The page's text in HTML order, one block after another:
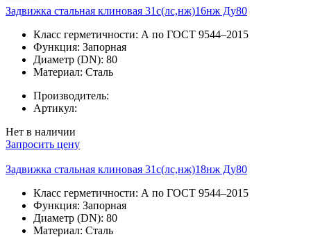
Задвижка стальная клиновая 31с(лс,нж)16нж Ду80
Класс герметичности: А по ГОСТ 9544–2015
Функция: Запорная
Диаметр (DN): 80
Материал: Сталь
Производитель:
Артикул:
Нет в наличии
Запросить цену
Задвижка стальная клиновая 31с(лс,нж)18нж Ду80
Класс герметичности: А по ГОСТ 9544–2015
Функция: Запорная
Диаметр (DN): 80
Материал: Сталь